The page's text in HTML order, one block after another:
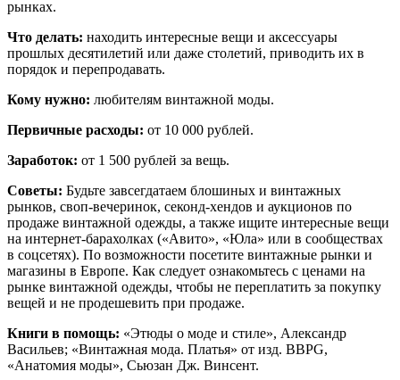
рынках.
Что делать: находить интересные вещи и аксессуары
прошлых десятилетий или даже столетий, приводить их в
порядок и перепродавать.
Кому нужно: любителям винтажной моды.
Первичные расходы: от 10 000 рублей.
Заработок: от 1 500 рублей за вещь.
Советы: Будьте завсегдатаем блошиных и винтажных
рынков, своп-вечеринок, секонд-хендов и аукционов по
продаже винтажной одежды, а также ищите интересные вещи
на интернет-барахолках («Авито», «Юла» или в сообществах
в соцсетях). По возможности посетите винтажные рынки и
магазины в Европе. Как следует ознакомьтесь с ценами на
рынке винтажной одежды, чтобы не переплатить за покупку
вещей и не продешевить при продаже.
Книги в помощь: «Этюды о моде и стиле», Александр
Васильев; «Винтажная мода. Платья» от изд. BBPG,
«Анатомия моды», Сьюзан Дж. Винсент.